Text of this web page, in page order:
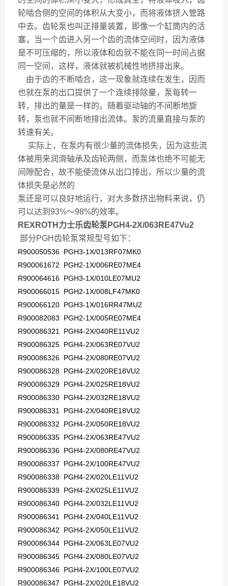
轮啮合侧的空间的体积从大变小，而将液体挤入管路
中去。齿轮泵也叫正排量装置，即像一个缸筒内的活
塞，当一个齿进入另一个齿的流体空间时，因为液体
是不可压缩的，所以液体和齿就不能在同一时间占据
同一空间，这样，液体就被机械性地挤排出来。
由于齿的不断啮合，这一现象就连续在发生，因而
也就在泵的出口提供了一个连续排除量，泵每转一
转，排出的量是一样的。随着驱动轴的不间断地旋
转，泵也就不间断地排出流体。泵的流量直接与泵的
转速有关。
实际上，在泵内有很少量的流体损失，因为这些流
体被用来润滑轴承及齿轮两侧，而泵体也绝不可能无
间隙配合，故不能使流体从出口排出，所以少量的流
体损失是必然的
泵还是可以良好地运行，对大多数挤出物料来说，仍
可以达到93%～98%的效率。
REXROTH力士乐齿轮泵PGH4-2X/063RE47Vu2
部分PGH齿轮泵常规型号如下：
R900050536 PGH3-1X/013RF07MK0
R900061672 PGH2-1X/006RE07ME4
R900064616 PGH3-1X/010LE07MU2
R900066015 PGH2-1X/008LF47MK0
R900066120 PGH3-1X/016RR47MU2
R900082083 PGH2-1X/005RE07ME4
R900086321 PGH4-2X/040RE11VU2
R900086325 PGH4-2X/063RE07VU2
R900086326 PGH4-2X/080RE07VU2
R900086328 PGH4-2X/020RE18VU2
R900086329 PGH4-2X/025RE18VU2
R900086330 PGH4-2X/032RE18VU2
R900086331 PGH4-2X/040RE18VU2
R900086332 PGH4-2X/050RE18VU2
R900086335 PGH4-2X/063RE47VU2
R900086336 PGH4-2X/080RE47VU2
R900086337 PGH4-2X/100RE47VU2
R900086338 PGH4-2X/020LE11VU2
R900086339 PGH4-2X/025LE11VU2
R900086340 PGH4-2X/032LE11VU2
R900086341 PGH4-2X/040LE11VU2
R900086342 PGH4-2X/050LE11VU2
R900086344 PGH4-2X/063LE07VU2
R900086345 PGH4-2X/080LE07VU2
R900086346 PGH4-2X/100LE07VU2
R900086347 PGH4-2X/020LE18VU2